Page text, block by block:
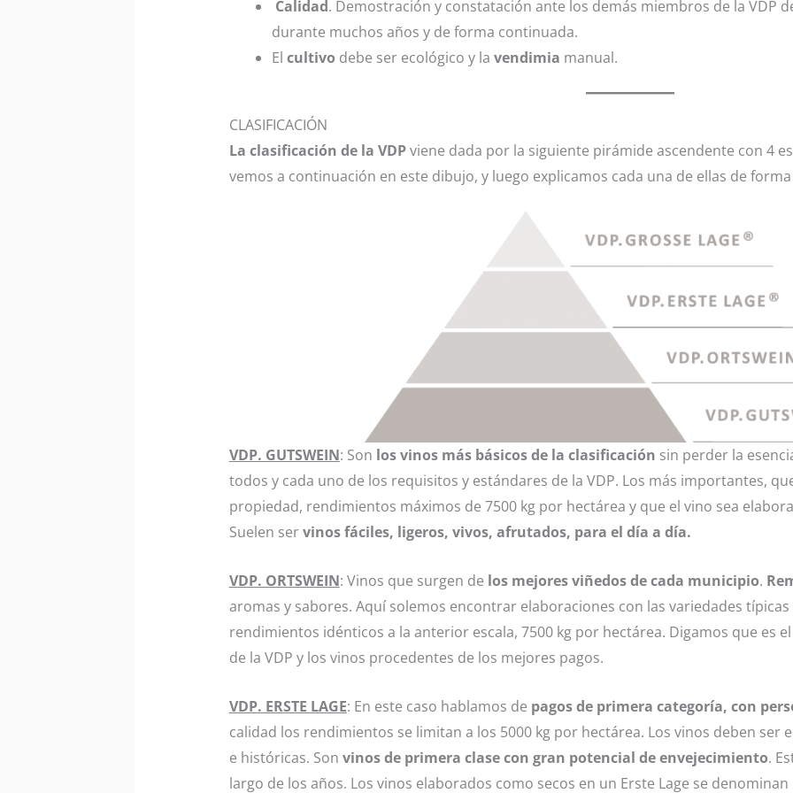
Calidad. Demostración y constatación ante los demás miembros de la VDP
durante muchos años y de forma continuada.
El cultivo debe ser ecológico y la vendimia manual.
CLASIFICACIÓN
La clasificación de la VDPviene dada por la siguiente pirámide ascendente con 4
vemos a continuación en este dibujo, y luego explicamos cada una de ellas de
VDP. GUTSWEIN: Son los vinos más básicos de la clasificación sin perder la
todos y cada uno de los requisitos y estándares de la VDP. Los más importantes,
propiedad, rendimientos máximos de 7500 kg por hectárea y que el vino sea
Suelen servinos fáciles, ligeros, vivos, afrutados, para el día a día.
VDP. ORTSWEIN: Vinos que surgen de los mejores viñedos de cada municipio.
aromas y sabores. Aquí solemos encontrar elaboraciones con las variedades
rendimientos idénticos a la anterior escala, 7500 kg por hectárea. Digamos que es
de la VDP y los vinos procedentes de los mejores pagos.
VDP. ERSTE LAGE: En este caso hablamos de pagos de primera categoría, con
calidad los rendimientos se limitan a los 5000 kg por hectárea. Los vinos deben ser
e históricas. Son vinos de primera clase con gran potencial de envejecimiento.
largo de los años. Los vinos elaborados como secos en un Erste Lage se